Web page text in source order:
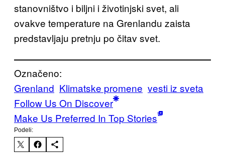
stanovništvo i biljni i životinjski svet, ali
ovakve temperature na Grenlandu zaista
predstavljaju pretnju po čitav svet.
Označeno:
Grenland Klimatske promene vesti iz sveta
Follow Us On Discover
Make Us Preferred In Top Stories
Podeli: